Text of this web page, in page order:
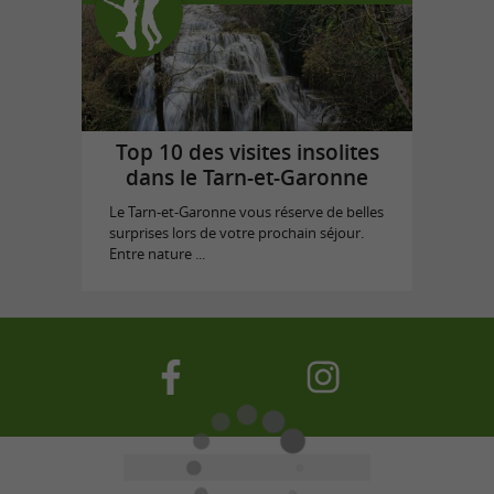
Top 10 des visites insolites
dans le Tarn-et-Garonne
Le Tarn-et-Garonne vous réserve de belles
surprises lors de votre prochain séjour.
Entre nature ...